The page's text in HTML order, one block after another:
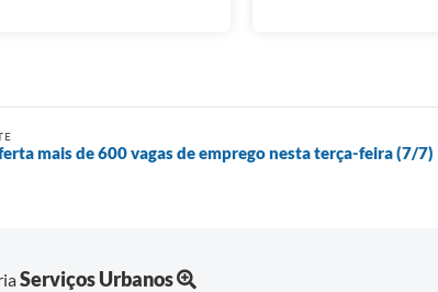
mais de 600 vagas de emprego nesta terça-feira (7/7)
Serviços Urbanos